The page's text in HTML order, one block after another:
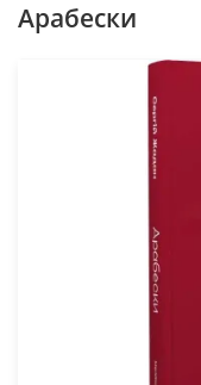
Арабески